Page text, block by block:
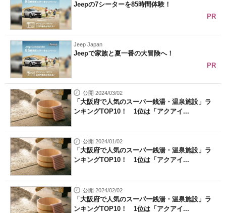
Jeepの7シーターを85時間体験！
PR
Jeep Japan
Jeepで家族と夏一番の大冒険へ！
PR
公開 2024/03/02
「大阪府で人気のスーパー銭湯・温泉施設」ラ
ンキングTOP10！ 1位は「アクアイ...
公開 2024/01/02
「大阪府で人気のスーパー銭湯・温泉施設」ラ
ンキングTOP10！ 1位は「アクアイ...
公開 2024/02/02
「大阪府で人気のスーパー銭湯・温泉施設」ラ
ンキングTOP10！ 1位は「アクアイ...